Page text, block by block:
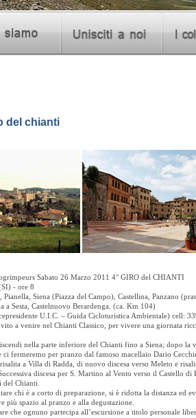
del chianti
Sabato 26 Marzo 2011 4° GIRO del CHIANTI
- ore 8
Pianella, Siena (Piazza del Campo), Castellina, Panzano
a Sesta, Castelnuovo Berardenga. (ca. Km 104)
U.I.C. – Guida Cicloturistica Ambientale) cell:
a venire nel Chianti Classico, per vivere una giornata
nella parte inferiore del Chianti fino a Siena; dopo
ci fermeremo per pranzo dal famoso macellaio Dario
a Villa di Radda, di nuovo discesa verso Meleto e
discesa per S. Martino al Vento verso il Castello
del Chianti.
chi è a corto di preparazione, si è ridotta la distanza
più spazio al pranzo e alla degustazione.
che ognuno partecipa all’escursione a titolo personale